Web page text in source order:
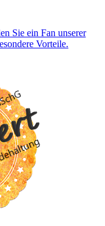
Sie ein Fan unserer
Vorteile.